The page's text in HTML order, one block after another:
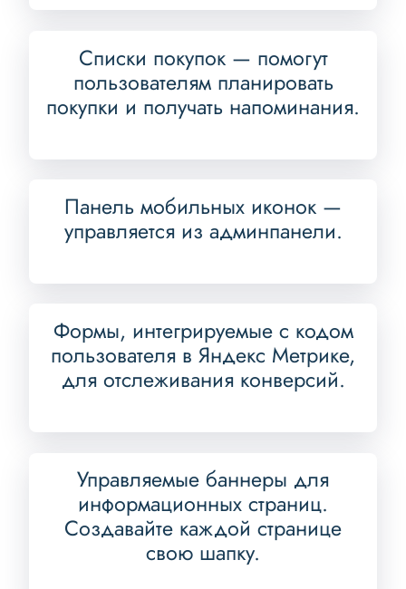
Списки покупок — помогут
пользователям планировать
покупки и получать напоминания.
Панель мобильных иконок —
управляется из админпанели.
Формы, интегрируемые с кодом
пользователя в Яндекс Метрике,
для отслеживания конверсий.
Управляемые баннеры для
информационных страниц.
Создавайте каждой странице
свою шапку.